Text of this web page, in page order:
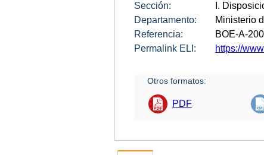
Sección:
I.
Departamento:
Ministerio
Referencia:
BOE-A-
Permalink ELI:
https://
Otros formatos:
PDF